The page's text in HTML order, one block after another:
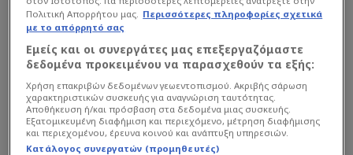
σχολιάζοντας τα όσα αναφέρουν οι Μεξικανοί και
τον μπλέκουν ξανά σε σενάρια με την Μοντερέι
τουΜατίας Αλμέιδα. Σημείωσε πως αν δεν
ανανεώσει πρέπει να δούμε αν η ΑΕΚ θα
προσπαθήσει να τον πουλήσει με ένα ποσό κοντά
στα 8 εκατ. ευρώ ή αν θα επιλέξει να τον…
ξεζουμίσει ως το τέλος του συμβολαίου του.
Πολιτική Απορρήτου μας. Περισσότερες πληροφορίες σχετικά
με το απόρρητό σας
Εμείς και οι συνεργάτες μας επεξεργαζόμαστε
δεδομένα προκειμένου να παρασχεθούν τα εξής:
Χρήση επακριβών δεδομένων γεωεντοπισμού. Ακριβής σάρωση
χαρακτηριστικών συσκευής για αναγνώριση ταυτότητας.
Αποθήκευση ή/και πρόσβαση στα δεδομένα μιας συσκευής.
Εξατομικευμένη διαφήμιση και περιεχόμενο, μέτρηση διαφήμισης
και περιεχομένου, έρευνα κοινού και ανάπτυξη υπηρεσιών.
Κατάλογος συνεργατών (προμηθευτές)